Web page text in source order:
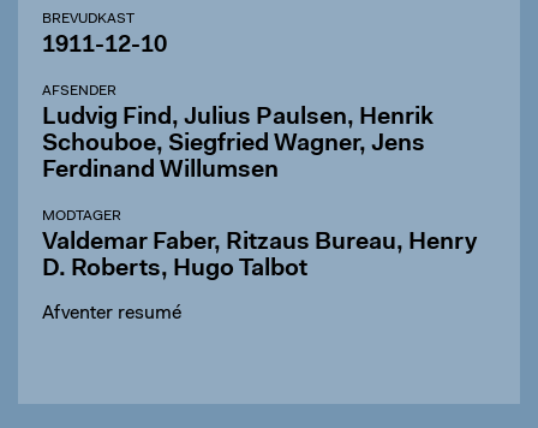
BREVUDKAST
1911-12-10
AFSENDER
Ludvig Find, Julius Paulsen, Henrik
Schouboe, Siegfried Wagner, Jens
Ferdinand Willumsen
MODTAGER
Valdemar Faber, Ritzaus Bureau, Henry
D. Roberts, Hugo Talbot
Afventer resumé